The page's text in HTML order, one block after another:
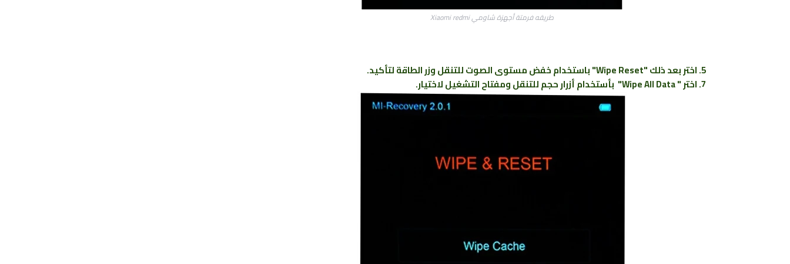
طريقه فرمتة أجهزة شاومي Xiaomi redmi
5. اختر بعد ذلك "Wipe Reset" باستخدام خفض مستوى الصوت للتنقل وزر الطاقة لتأكيد.
7. اختر " Wipe All Data" بأستخدام أزرار حجم للتنقل ومفتاح التشغيل لاختيار.